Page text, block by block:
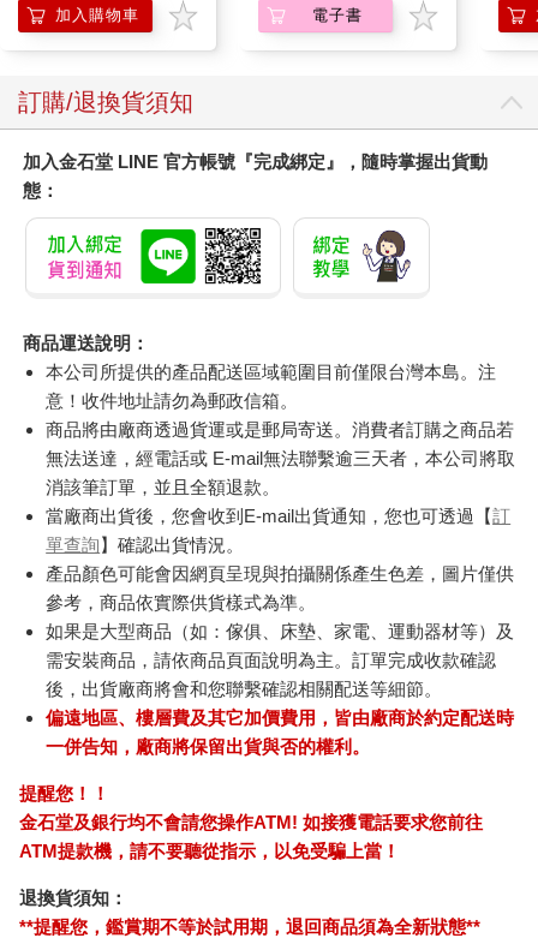
加入購物車 電子書
訂購/退換貨須知
加入金石堂 LINE 官方帳號『完成綁定』，隨時掌握出貨動
態：
商品運送說明：
本公司所提供的產品配送區域範圍目前僅限台灣本島。注
意！收件地址請勿為郵政信箱。
商品將由廠商透過貨運或是郵局寄送。消費者訂購之商品若
無法送達，經電話或 E-mail無法聯繫逾三天者，本公司將取
消該筆訂單，並且全額退款。
當廠商出貨後，您會收到E-mail出貨通知，您也可透過【訂
單查詢】確認出貨情況。
產品顏色可能會因網頁呈現與拍攝關係產生色差，圖片僅供
參考，商品依實際供貨樣式為準。
如果是大型商品（如：傢俱、床墊、家電、運動器材等）及
需安裝商品，請依商品頁面說明為主。訂單完成收款確認
後，出貨廠商將會和您聯繫確認相關配送等細節。
偏遠地區、樓層費及其它加價費用，皆由廠商於約定配送時
一併告知，廠商將保留出貨與否的權利。
提醒您！！
金石堂及銀行均不會請您操作ATM! 如接獲電話要求您前往
ATM提款機，請不要聽從指示，以免受騙上當！
退換貨須知：
**提醒您，鑑賞期不等於試用期，退回商品須為全新狀態**